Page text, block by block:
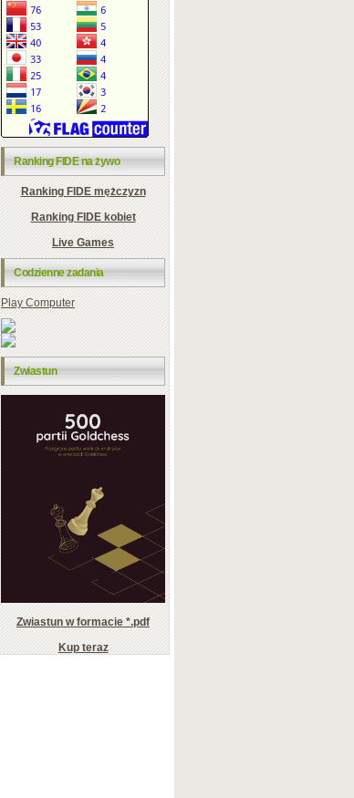
Ranking FIDE na żywo
Ranking FIDE mężczyzn
Ranking FIDE kobiet
Live Games
Codzienne zadania
Play Computer
Zwiastun
Zwiastun w formacie *.pdf
Kup teraz